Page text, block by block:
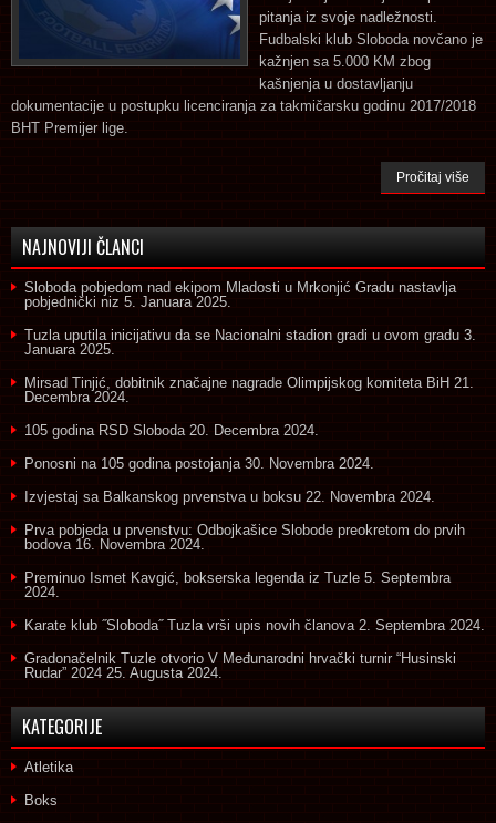
pitanja iz svoje nadležnosti.
Fudbalski klub Sloboda novčano je
kažnjen sa 5.000 KM zbog
kašnjenja u dostavljanju
dokumentacije u postupku licenciranja za takmičarsku godinu 2017/2018
BHT Premijer lige.
Pročitaj više
NAJNOVIJI ČLANCI
Sloboda pobjedom nad ekipom Mladosti u Mrkonjić Gradu nastavlja
pobjednički niz 5. Januara 2025.
Tuzla uputila inicijativu da se Nacionalni stadion gradi u ovom gradu 3.
Januara 2025.
Mirsad Tinjić, dobitnik značajne nagrade Olimpijskog komiteta BiH 21.
Decembra 2024.
105 godina RSD Sloboda 20. Decembra 2024.
Ponosni na 105 godina postojanja 30. Novembra 2024.
Izvjestaj sa Balkanskog prvenstva u boksu 22. Novembra 2024.
Prva pobjeda u prvenstvu: Odbojkašice Slobode preokretom do prvih
bodova 16. Novembra 2024.
Preminuo Ismet Kavgić, bokserska legenda iz Tuzle 5. Septembra
2024.
Karate klub ˝Sloboda˝ Tuzla vrši upis novih članova 2. Septembra 2024.
Gradonačelnik Tuzle otvorio V Međunarodni hrvački turnir “Husinski
Rudar” 2024 25. Augusta 2024.
KATEGORIJE
Atletika
Boks